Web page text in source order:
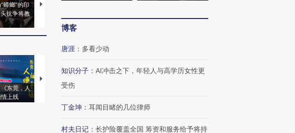
蟑螂”的印
抗争将教
视线｜“入侵”还是“人道危
飞地休达
《东莞，人
上线
【推广】走进第四届链博
会，让数智科技“链”接产
有意思的生活方式·第三对
住三大增长引擎是什么？
博客
唐涯 ： 多看少动
知识分子 ： AI冲击之下，年轻人与高学历女性更
受伤
丁金坤 ： 耳闻目睹的几位律师
村夫日记 ： 长护险覆盖全国 筹资和服务给予将持